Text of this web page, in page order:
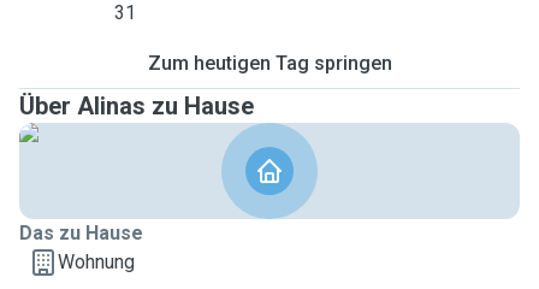
31
Zum heutigen Tag springen
Über Alinas zu Hause
Das zu Hause
Wohnung